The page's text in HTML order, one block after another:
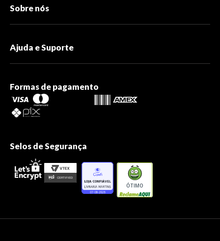
Sobre nós
Ajuda e Suporte
Formas de pagamento
Selos de Segurança
ÓTIMO